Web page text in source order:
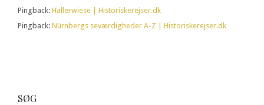
Pingback: Hallerwiese | Historiskerejser.dk
Pingback: Nürnbergs seværdigheder A-Z | Historiskerejser.dk
SØG